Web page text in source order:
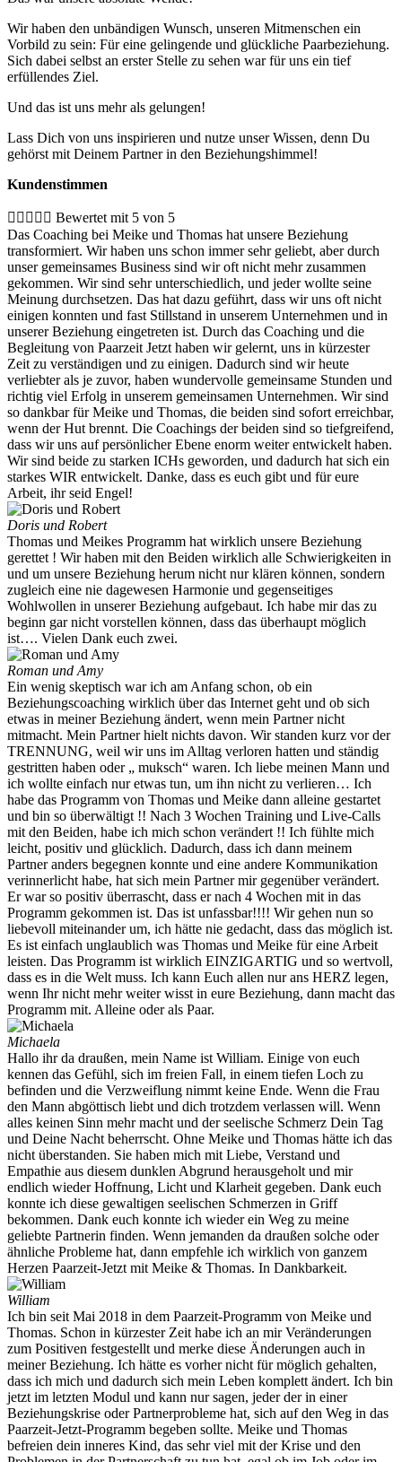
Wir haben den unbändigen Wunsch, unseren Mitmenschen ein
Vorbild zu sein: Für eine gelingende und glückliche Paarbeziehung.
Sich dabei selbst an erster Stelle zu sehen war für uns ein tief
erfüllendes Ziel.
Und das ist uns mehr als gelungen!
Lass Dich von uns inspirieren und nutze unser Wissen, denn Du
gehörst mit Deinem Partner in den Beziehungshimmel!
Kundenstimmen
     Bewertet mit 5 von 5
Das Coaching bei Meike und Thomas hat unsere Beziehung
transformiert. Wir haben uns schon immer sehr geliebt, aber durch
unser gemeinsames Business sind wir oft nicht mehr zusammen
gekommen. Wir sind sehr unterschiedlich, und jeder wollte seine
Meinung durchsetzen. Das hat dazu geführt, dass wir uns oft nicht
einigen konnten und fast Stillstand in unserem Unternehmen und in
unserer Beziehung eingetreten ist. Durch das Coaching und die
Begleitung von Paarzeit Jetzt haben wir gelernt, uns in kürzester
Zeit zu verständigen und zu einigen. Dadurch sind wir heute
verliebter als je zuvor, haben wundervolle gemeinsame Stunden und
richtig viel Erfolg in unserem gemeinsamen Unternehmen. Wir sind
so dankbar für Meike und Thomas, die beiden sind sofort erreichbar,
wenn der Hut brennt. Die Coachings der beiden sind so tiefgreifend,
dass wir uns auf persönlicher Ebene enorm weiter entwickelt haben.
Wir sind beide zu starken ICHs geworden, und dadurch hat sich ein
starkes WIR entwickelt. Danke, dass es euch gibt und für eure
Arbeit, ihr seid Engel!
Doris und Robert
Thomas und Meikes Programm hat wirklich unsere Beziehung
gerettet ! Wir haben mit den Beiden wirklich alle Schwierigkeiten in
und um unsere Beziehung herum nicht nur klären können, sondern
zugleich eine nie dagewesen Harmonie und gegenseitiges
Wohlwollen in unserer Beziehung aufgebaut. Ich habe mir das zu
beginn gar nicht vorstellen können, dass das überhaupt möglich
ist…. Vielen Dank euch zwei.
Roman und Amy
Ein wenig skeptisch war ich am Anfang schon, ob ein
Beziehungscoaching wirklich über das Internet geht und ob sich
etwas in meiner Beziehung ändert, wenn mein Partner nicht
mitmacht. Mein Partner hielt nichts davon. Wir standen kurz vor der
TRENNUNG, weil wir uns im Alltag verloren hatten und ständig
gestritten haben oder „ muksch“ waren. Ich liebe meinen Mann und
ich wollte einfach nur etwas tun, um ihn nicht zu verlieren… Ich
habe das Programm von Thomas und Meike dann alleine gestartet
und bin so überwältigt !! Nach 3 Wochen Training und Live-Calls
mit den Beiden, habe ich mich schon verändert !! Ich fühlte mich
leicht, positiv und glücklich. Dadurch, dass ich dann meinem
Partner anders begegnen konnte und eine andere Kommunikation
verinnerlicht habe, hat sich mein Partner mir gegenüber verändert.
Er war so positiv überrascht, dass er nach 4 Wochen mit in das
Programm gekommen ist. Das ist unfassbar!!!! Wir gehen nun so
liebevoll miteinander um, ich hätte nie gedacht, dass das möglich ist.
Es ist einfach unglaublich was Thomas und Meike für eine Arbeit
leisten. Das Programm ist wirklich EINZIGARTIG und so wertvoll,
dass es in die Welt muss. Ich kann Euch allen nur ans HERZ legen,
wenn Ihr nicht mehr weiter wisst in eure Beziehung, dann macht das
Programm mit. Alleine oder als Paar.
Michaela
Hallo ihr da draußen, mein Name ist William. Einige von euch
kennen das Gefühl, sich im freien Fall, in einem tiefen Loch zu
befinden und die Verzweiflung nimmt keine Ende. Wenn die Frau
den Mann abgöttisch liebt und dich trotzdem verlassen will. Wenn
alles keinen Sinn mehr macht und der seelische Schmerz Dein Tag
und Deine Nacht beherrscht. Ohne Meike und Thomas hätte ich das
nicht überstanden. Sie haben mich mit Liebe, Verstand und
Empathie aus diesem dunklen Abgrund herausgeholt und mir
endlich wieder Hoffnung, Licht und Klarheit gegeben. Dank euch
konnte ich diese gewaltigen seelischen Schmerzen in Griff
bekommen. Dank euch konnte ich wieder ein Weg zu meine
geliebte Partnerin finden. Wenn jemanden da draußen solche oder
ähnliche Probleme hat, dann empfehle ich wirklich von ganzem
Herzen Paarzeit-Jetzt mit Meike & Thomas. In Dankbarkeit.
William
Ich bin seit Mai 2018 in dem Paarzeit-Programm von Meike und
Thomas. Schon in kürzester Zeit habe ich an mir Veränderungen
zum Positiven festgestellt und merke diese Änderungen auch in
meiner Beziehung. Ich hätte es vorher nicht für möglich gehalten,
dass ich mich und dadurch sich mein Leben komplett ändert. Ich bin
jetzt im letzten Modul und kann nur sagen, jeder der in einer
Beziehungskrise oder Partnerprobleme hat, sich auf den Weg in das
Paarzeit-Jetzt-Programm begeben sollte. Meike und Thomas
befreien dein inneres Kind, das sehr viel mit der Krise und den